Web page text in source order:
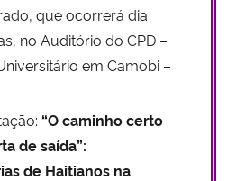
que ocorrerá dia
no Auditório do CPD –
em Camobi –
“O caminho certo
de saída”:
de Haitianos na